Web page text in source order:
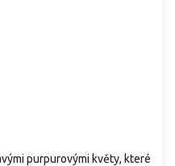
purpurovými květy, které